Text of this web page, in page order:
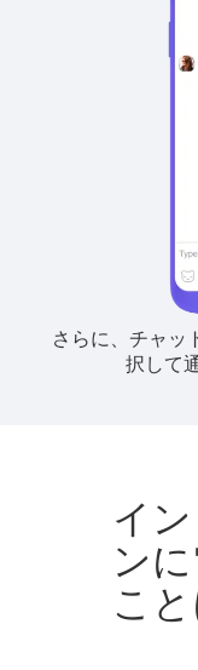
さらに、チャッ
択して
イ
ン
こ